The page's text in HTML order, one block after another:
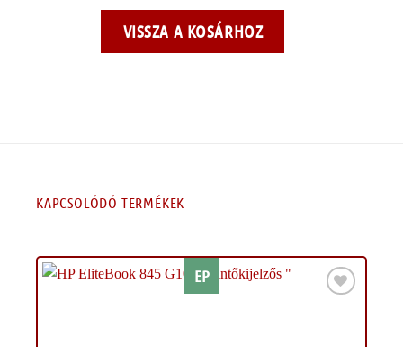
VISSZA A KOSÁRHOZ
KAPCSOLÓDÓ TERMÉKEK
EP